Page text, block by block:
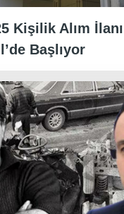
Kişilik Alım
Başlıyor